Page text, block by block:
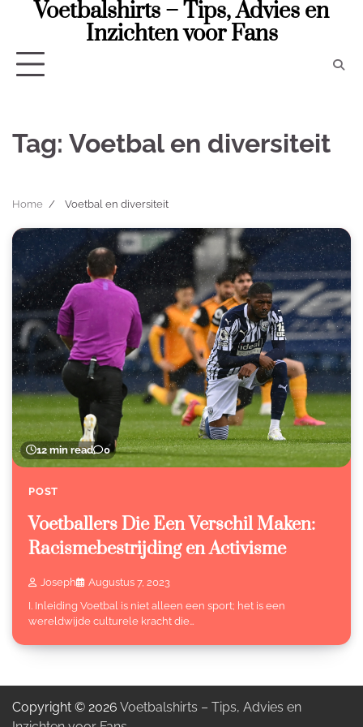
Voetbalshirts – Tips, Advies en
Inzichten voor Fans
Tag: Voetbal en diversiteit
Home Voetbal en diversiteit
12 min read 0
POST
Voetballers Die Een Verschil Maken:
Racismebestrijding en Activisme
Joseph
Augustus 7, 2023
I. Inleiding Voetbal is niet alleen een sport; het is een
wereldwijde culturele kracht die…
Copyright © 2026 Voetbalshirts – Tips, Advies en